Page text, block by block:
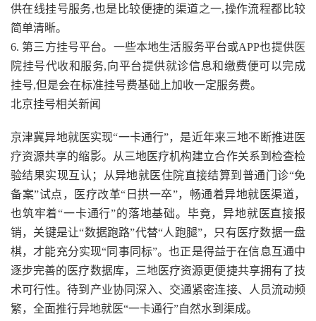
供在线挂号服务,也是比较便捷的渠道之一,操作流程都比较
简单清晰。
6. 第三方挂号平台。一些本地生活服务平台或APP也提供医
院挂号代收和服务,向平台提供就诊信息和缴费便可以完成
挂号,但是会在标准挂号费基础上加收一定服务费。
北京挂号相关新闻
京津冀异地就医实现“一卡通行”，是近年来三地不断推进医
疗资源共享的缩影。从三地医疗机构建立合作关系到检查检
验结果实现互认；从异地就医住院直接结算到普通门诊“免
备案”试点，医疗改革“日拱一卒”，畅通着异地就医渠道，
也筑牢着“一卡通行”的落地基础。毕竟，异地就医直接报
销，关键是让“数据跑路”代替“人跑腿”，只有医疗数据一盘
棋，才能充分实现“同事同标”。也正是得益于在信息互通中
逐步完善的医疗数据库，三地医疗资源更便捷共享拥有了技
术可行性。待到产业协同深入、交通紧密连接、人员流动频
繁，全面推行异地就医“一卡通行”自然水到渠成。